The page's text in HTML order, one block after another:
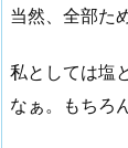
当然、全部た
私としては塩
なぁ。もちろ